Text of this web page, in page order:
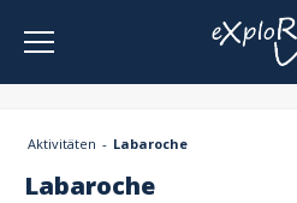
Aktivitäten Labaroche
Labaroche